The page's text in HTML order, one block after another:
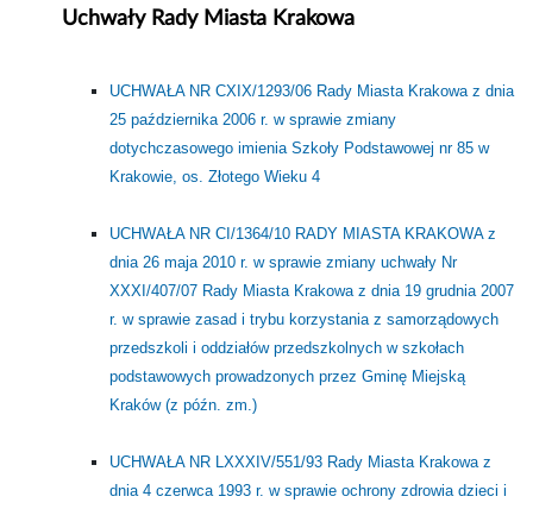
Uchwały Rady Miasta Krakowa
UCHWAŁA NR CXIX/1293/06 Rady Miasta Krakowa z dnia
25 października 2006 r. w sprawie zmiany
dotychczasowego imienia Szkoły Podstawowej nr 85 w
Krakowie, os. Złotego Wieku 4
UCHWAŁA NR CI/1364/10 RADY MIASTA KRAKOWA z
dnia 26 maja 2010 r. w sprawie zmiany uchwały Nr
XXXI/407/07 Rady Miasta Krakowa z dnia 19 grudnia 2007
r. w sprawie zasad i trybu korzystania z samorządowych
przedszkoli i oddziałów przedszkolnych w szkołach
podstawowych prowadzonych przez Gminę Miejską
Kraków (z późn. zm.)
UCHWAŁA NR LXXXIV/551/93 Rady Miasta Krakowa z
dnia 4 czerwca 1993 r. w sprawie ochrony zdrowia dzieci i